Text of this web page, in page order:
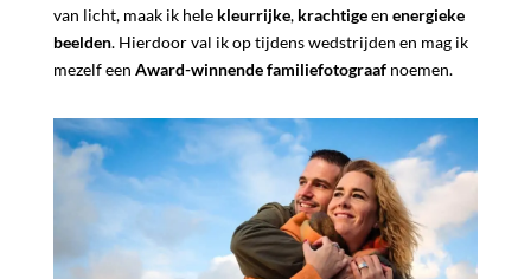
van licht, maak ik hele kleurrijke, krachtigeen energieke
beelden. Hierdoor val ik op tijdens wedstrijden en mag ik
mezelf een Award-winnende familiefotograafnoemen.